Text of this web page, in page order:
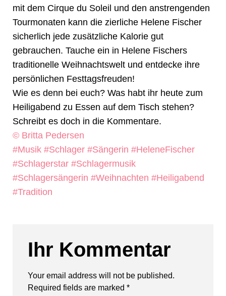
mit dem Cirque du Soleil und den anstrengenden
Tourmonaten kann die zierliche Helene Fischer
sicherlich jede zusätzliche Kalorie gut
gebrauchen. Tauche ein in Helene Fischers
traditionelle Weihnachtswelt und entdecke ihre
persönlichen Festtagsfreuden!
Wie es denn bei euch? Was habt ihr heute zum
Heiligabend zu Essen auf dem Tisch stehen?
Schreibt es doch in die Kommentare.
© Britta Pedersen
#Musik #Schlager #Sängerin #HeleneFischer
#Schlagerstar #Schlagermusik
#Schlagersängerin #Weihnachten #Heiligabend
#Tradition
Ihr Kommentar
Your email address will not be published.
Required fields are marked *